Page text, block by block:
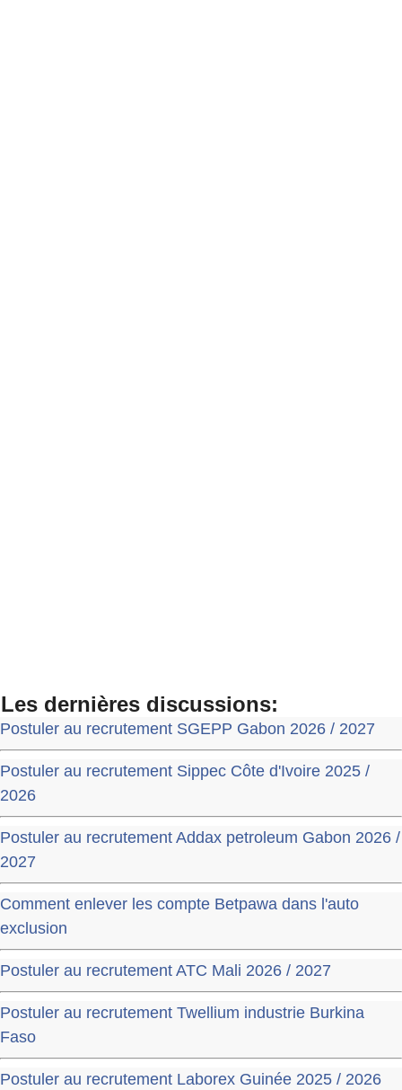
Les dernières discussions:
Postuler au recrutement SGEPP Gabon 2026 / 2027
Postuler au recrutement Sippec Côte d'Ivoire 2025 /
2026
Postuler au recrutement Addax petroleum Gabon 2026 /
2027
Comment enlever les compte Betpawa dans l'auto
exclusion
Postuler au recrutement ATC Mali 2026 / 2027
Postuler au recrutement Twellium industrie Burkina
Faso
Postuler au recrutement Laborex Guinée 2025 / 2026